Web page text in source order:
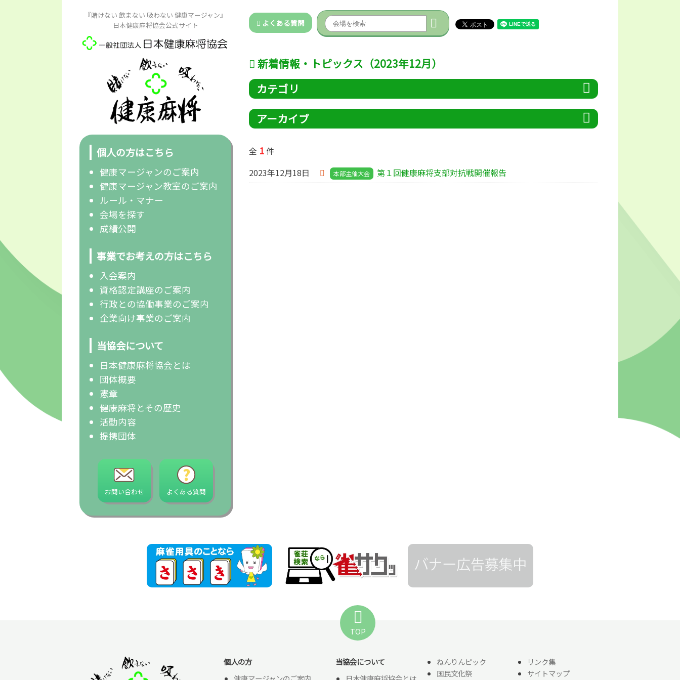
『賭けない 飲まない 吸わない 健康マージャン』
日本健康麻将協会公式サイト
個人の方はこちら
健康マージャンのご案内
健康マージャン教室のご案内
ルール・マナー
会場を探す
成績公開
事業でお考えの方はこちら
入会案内
資格認定講座のご案内
行政との協働事業のご案内
企業向け事業のご案内
当協会について
日本健康麻将協会とは
団体概要
憲章
健康麻将とその歴史
活動内容
提携団体
お問い合わせ よくある質問
よくある質問
新着情報・トピックス（2023年12月）
カテゴリ
アーカイブ
全 1件
2023年12月18日
本部主催大会 第１回健康麻将支部対抗戦開催報告
TOP
個人の方
当協会について
ねんりんピック
国民文化祭
リンク集
サイトマップ